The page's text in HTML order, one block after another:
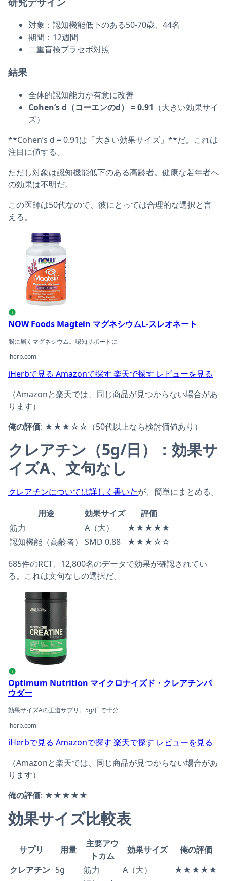
対象：認知機能低下のある50-70歳、44名
期間：12週間
二重盲検プラセボ対照
結果
全体的認知能力が有意に改善
Cohen’s d（コーエンのd） = 0.91 （大きい効果サイ
ズ）
**Cohen’s d = 0.91は「大きい効果サイズ」**だ。これは
注目に値する。
ただし対象は認知機能低下のある高齢者。健康な若年者へ
の効果は不明だ。
この医師は50代なので、彼にとっては合理的な選択と言
える。
NOW Foods Magtein マグネシウムL-スレオネートの商品
i
NOW Foods Magtein マグネシウムL-スレオネート
脳に届くマグネシウム。認知サポートに
iherb.com
iHerbで見る Amazonで探す 楽天で探す レビューを見る
（Amazonと楽天では、同じ商品が見つからない場合があ
ります）
俺の評価: ★★★☆☆（50代以上なら検討価値あり）
クレアチン（5g/日）：効果サ
イズA、文句なし
クレアチンについては詳しく書いたが、簡単にまとめる。
用途
効果サイズ
評価
筋力
A（大）
★★★★★
認知機能（高齢者）
SMD 0.88
★★★☆☆
685件のRCT、12,800名のデータで効果が確認されてい
る。これは文句なしの選択だ。
Optimum Nutrition マイクロナイズド・クレアチンパウダ
i
Optimum Nutrition マイクロナイズド・クレアチンパ
ウダー
効果サイズAの王道サプリ。5g/日で十分
iherb.com
iHerbで見る Amazonで探す 楽天で探す レビューを見る
（Amazonと楽天では、同じ商品が見つからない場合があ
ります）
俺の評価: ★★★★★
効果サイズ比較表
サプリ 用量
主要アウ
トカム
効果サイズ
俺の評価
クレアチン 5g 筋力 A（大）
★★★★★